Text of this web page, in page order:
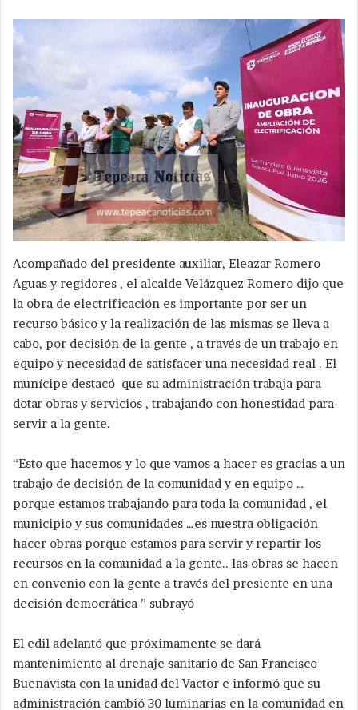
Acompañado del presidente auxiliar, Eleazar Romero
Aguas y regidores , el alcalde Velázquez Romero dijo que
la obra de electrificación es importante por ser un
recurso básico y la realización de las mismas se lleva a
cabo, por decisión de la gente , a través de un trabajo en
equipo y necesidad de satisfacer una necesidad real . El
munícipe destacó que su administración trabaja para
dotar obras y servicios , trabajando con honestidad para
servir a la gente.
“Esto que hacemos y lo que vamos a hacer es gracias a un
trabajo de decisión de la comunidad y en equipo …
porque estamos trabajando para toda la comunidad , el
municipio y sus comunidades …es nuestra obligación
hacer obras porque estamos para servir y repartir los
recursos en la comunidad a la gente.. las obras se hacen
en convenio con la gente a través del presiente en una
decisión democrática ” subrayó
El edil adelantó que próximamente se dará
mantenimiento al drenaje sanitario de San Francisco
Buenavista con la unidad del Vactor e informó que su
administración cambió 30 luminarias en la comunidad en